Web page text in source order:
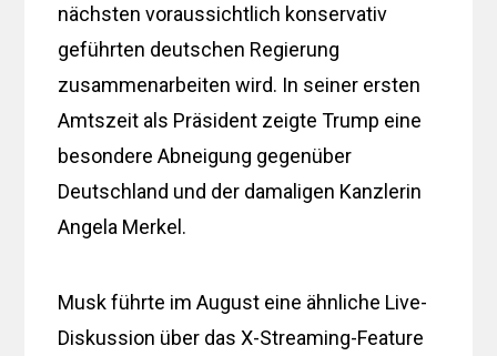
nächsten voraussichtlich konservativ
geführten deutschen Regierung
zusammenarbeiten wird. In seiner ersten
Amtszeit als Präsident zeigte Trump eine
besondere Abneigung gegenüber
Deutschland und der damaligen Kanzlerin
Angela Merkel.
Musk führte im August eine ähnliche Live-
Diskussion über das X-Streaming-Feature